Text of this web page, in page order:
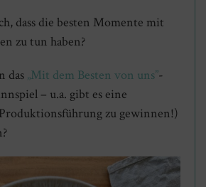
dass die besten Momente mit
zu tun haben?
das „Mit dem Besten von uns”-
– u.a. gibt es eine
zu gewinnen!)